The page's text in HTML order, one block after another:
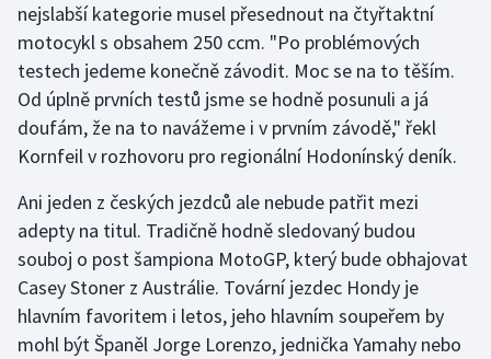
Moderní pětiboj
Motorsport
Olympijské hry
Plavání
Plážový volejbal
Ragby
nejslabší kategorie musel přesednout na čtyřtaktní
motocykl s obsahem 250 ccm. "Po problémových
testech jedeme konečně závodit. Moc se na to těším.
Od úplně prvních testů jsme se hodně posunuli a já
doufám, že na to navážeme i v prvním závodě," řekl
Kornfeil v rozhovoru pro regionální Hodonínský deník.
Ani jeden z českých jezdců ale nebude patřit mezi
adepty na titul. Tradičně hodně sledovaný budou
souboj o post šampiona MotoGP, který bude obhajovat
Casey Stoner z Austrálie. Tovární jezdec Hondy je
hlavním favoritem i letos, jeho hlavním soupeřem by
mohl být Španěl Jorge Lorenzo, jednička Yamahy nebo